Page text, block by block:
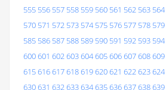
555 556 557 558 559 560 561 562 563 564
570 571 572 573 574 575 576 577 578 579
585 586 587 588 589 590 591 592 593 594
600601 602603604605606607608609
615616617618619620621 622623624
630631 632633634635636637638639